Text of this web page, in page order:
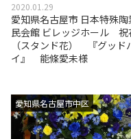
2020.01.29
愛知県名古屋市 日本特殊陶
民会館 ビレッジホール 祝
（スタンド花） 『グッド
イ』 能條愛未様
愛知県名古屋市中区